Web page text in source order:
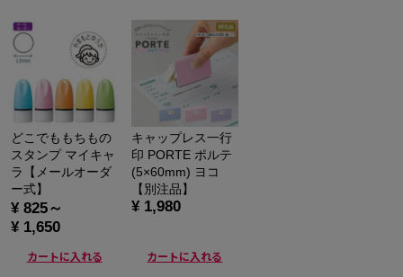
どこでももちもの
スタンプ マイキャ
ラ【メールオーダ
ー式】
¥ 825～
¥ 1,650
カートに入れる
キャップレス一行
印 PORTE ポルテ
(5×60mm) ヨコ
【別注品】
¥ 1,980
カートに入れる